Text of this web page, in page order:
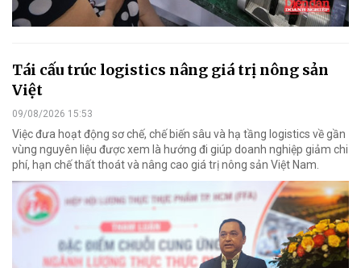
Tái cấu trúc logistics nâng giá trị nông sản
Việt
09/08/2026 15:53
Việc đưa hoạt động sơ chế, chế biến sâu và hạ tầng logistics về gần
vùng nguyên liệu được xem là hướng đi giúp doanh nghiệp giảm chi
phí, hạn chế thất thoát và nâng cao giá trị nông sản Việt Nam.